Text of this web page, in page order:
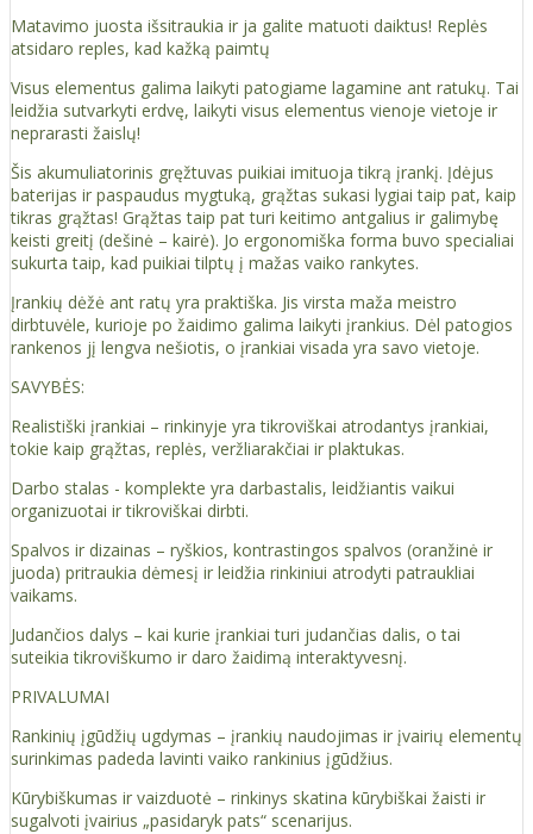
Matavimo juosta išsitraukia ir ja galite matuoti daiktus! Replės
atsidaro reples, kad kažką paimtų
Visus elementus galima laikyti patogiame lagamine ant ratukų. Tai
leidžia sutvarkyti erdvę, laikyti visus elementus vienoje vietoje ir
neprarasti žaislų!
Šis akumuliatorinis gręžtuvas puikiai imituoja tikrą įrankį. Įdėjus
baterijas ir paspaudus mygtuką, grąžtas sukasi lygiai taip pat, kaip
tikras grąžtas! Grąžtas taip pat turi keitimo antgalius ir galimybę
keisti greitį (dešinė – kairė). Jo ergonomiška forma buvo specialiai
sukurta taip, kad puikiai tilptų į mažas vaiko rankytes.
Įrankių dėžė ant ratų yra praktiška. Jis virsta maža meistro
dirbtuvėle, kurioje po žaidimo galima laikyti įrankius. Dėl patogios
rankenos jį lengva nešiotis, o įrankiai visada yra savo vietoje.
SAVYBĖS:
Realistiški įrankiai – rinkinyje yra tikroviškai atrodantys įrankiai,
tokie kaip grąžtas, replės, veržliarakčiai ir plaktukas.
Darbo stalas - komplekte yra darbastalis, leidžiantis vaikui
organizuotai ir tikroviškai dirbti.
Spalvos ir dizainas – ryškios, kontrastingos spalvos (oranžinė ir
juoda) pritraukia dėmesį ir leidžia rinkiniui atrodyti patraukliai
vaikams.
Judančios dalys – kai kurie įrankiai turi judančias dalis, o tai
suteikia tikroviškumo ir daro žaidimą interaktyvesnį.
PRIVALUMAI
Rankinių įgūdžių ugdymas – įrankių naudojimas ir įvairių elementų
surinkimas padeda lavinti vaiko rankinius įgūdžius.
Kūrybiškumas ir vaizduotė – rinkinys skatina kūrybiškai žaisti ir
sugalvoti įvairius „pasidaryk pats“ scenarijus.